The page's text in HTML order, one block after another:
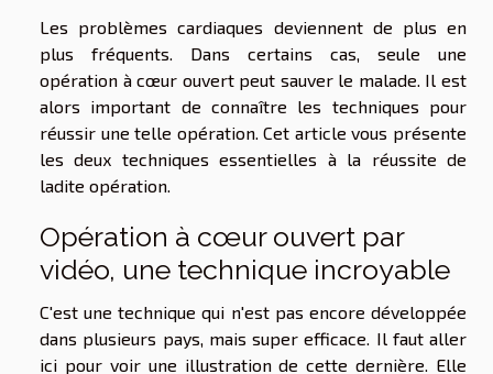
Les problèmes cardiaques deviennent de plus en
plus fréquents. Dans certains cas, seule une
opération à cœur ouvert peut sauver le malade. Il est
alors important de connaître les techniques pour
réussir une telle opération. Cet article vous présente
les deux techniques essentielles à la réussite de
ladite opération.
Opération à cœur ouvert par
vidéo, une technique incroyable
C'est une technique qui n'est pas encore développée
dans plusieurs pays, mais super efficace. Il faut aller
ici pour voir une illustration de cette dernière. Elle